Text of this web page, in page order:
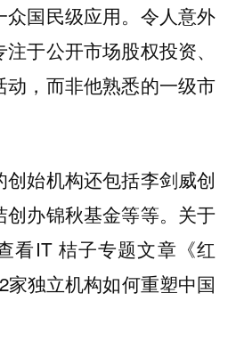
众国民级应用。令人意外
于公开市场股权投资、
动，而非他熟悉的一级市
始机构还包括李剑威创
创办锦秋基金等等。关于
看IT 桔子专题文章《红
家独立机构如何重塑中国